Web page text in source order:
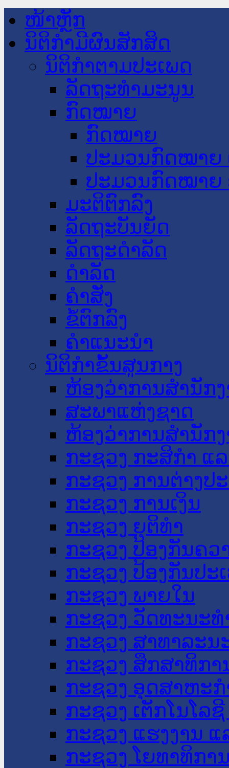
ໜ້າຫຼັກ
ນິຕິກໍາມີຜົນສັກສິດ
ນິຕິກໍາຕາມປະເພດ
ລັດຖະທໍາມະນູນ
ກົດໝາຍ
ກົດໝາຍ
ປະມວນກົດໝາຍ
ປະມວນກົດໝາຍ
ມະຕິຕົກລົງ
ລັດຖະບັນຍັດ
ລັດຖະດໍາລັດ
ດໍາລັດ
ຄໍາສັ່ງ
ຂໍ້ຕົກລົງ
ຄໍາແນະນໍາ
ນິຕິກໍາຂັ້ນສູນກາງ
ຫ້ອງວ່າການສໍານັກ
ສະພາແຫ່ງຊາດ
ຫ້ອງວ່າການສຳນັກ
ກະຊວງ ກະສິກຳ ແ
ກະຊວງ ການຕ່າງປ
ກະຊວງ ການເງິນ
ກະຊວງ ຍຸຕິທໍາ
ກະຊວງ ປ້ອງກັນຄວ
ກະຊວງ ປ້ອງກັນປະ
ກະຊວງ ພາຍໃນ
ກະຊວງ ວັດທະນະ
ກະຊວງ ສາທາລະນ
ກະຊວງ ສຶກສາທິກາ
ກະຊວງ ອຸດສາຫະ
ກະຊວງ ເຕັກໂນໂລ
ກະຊວງ ແຮງງານ
ກະຊວງ ໂຍທາທິກາ